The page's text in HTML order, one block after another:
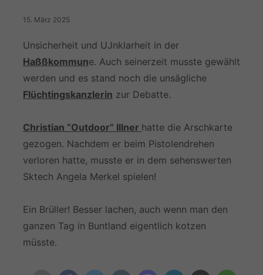
15. März 2025
Unsicherheit und UJnklarheit in der
Haßßkommune. Auch seinerzeit musste gewählt
werden und es stand noch die unsägliche
Flüchtingskanzlerin zur Debatte.
Christian “Outdoor” Illner hatte die Arschkarte
gezogen. Nachdem er beim Pistolendrehen
verloren hatte, musste er in dem sehenswerten
Sktech Angela Merkel spielen!
Ein Brüller! Besser lachen, auch wenn man den
ganzen Tag in Buntland eigentlich kotzen
müsste.